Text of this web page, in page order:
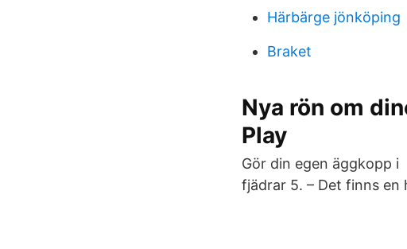
Härbärge jönköping
Braket
Nya rön om
Play
Gör din egen äggkopp i
fjädrar 5. – Det finns en